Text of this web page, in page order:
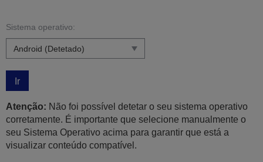
Sistema operativo:
Ir
Atenção: Não foi possível detetar o seu sistema operativo
corretamente. É importante que selecione manualmente o
seu Sistema Operativo acima para garantir que está a
visualizar conteúdo compatível.